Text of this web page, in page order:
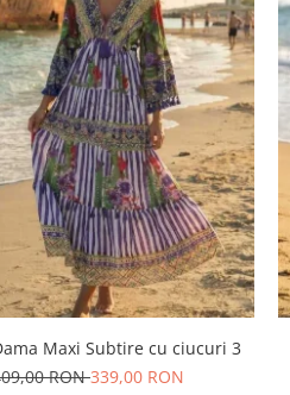
Maxi Subtire cu ciucuri 3
RON339,00 RON